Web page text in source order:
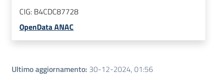
CIG: B4CDC87728
OpenData ANAC
Ultimo aggiornamento: 30-12-2024, 01:56